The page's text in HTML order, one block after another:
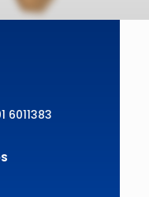
6011383